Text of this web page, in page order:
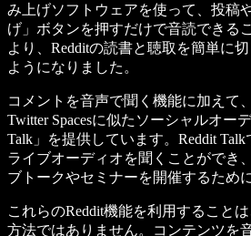
み上げソフトウェアを使って、投稿
げ」ボタンを押すだけで音読できる
より、Redditの読書と聴取を簡単に
ようになりました。
コメントを音声で聞く機能に加えて
Twitter Spacesに似たソーシャルオー
Talk」を提供しています。Reddit
ライブオーディオを聞くことができ
ブトークやセミナーを開催するため
これらのReddit機能を利用すること
方法ではありません。コンテンツを